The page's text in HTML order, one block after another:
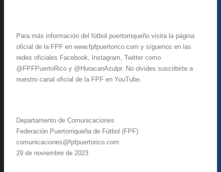
Para más información del fútbol puertorriqueño visita la página
oficial de la FPF en www.fpfpuertorico.com y síguenos en las
redes oficiales Facebook, Instagram, Twitter como
@FPFPuertoRico y @HuracanAzulpr. No olvides suscribirte a
nuestro canal oficial de la FPF en YouTube.
Departamento de Comunicaciones
Federación Puertorriqueña de Fútbol (FPF)
comunicaciones@fpfpuertorico.com
29 de noviembre de 2023